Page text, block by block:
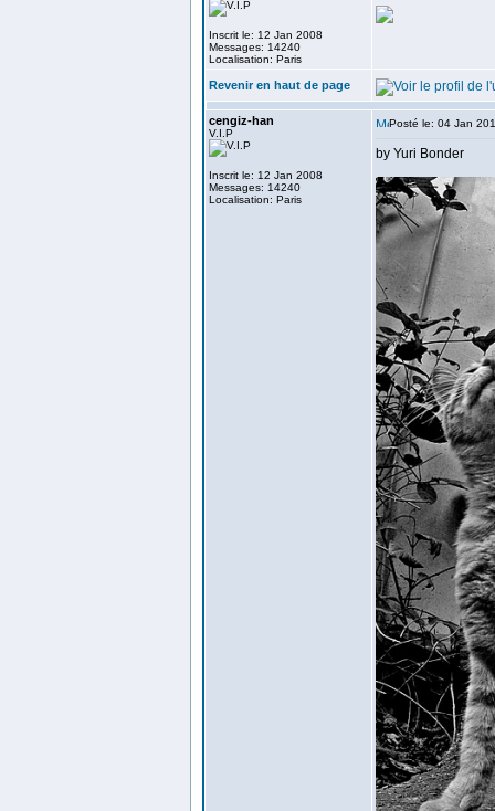
Inscrit le: 12 Jan 2008
Messages: 14240
Localisation: Paris
Revenir en haut de page
cengiz-han
V.I.P
Inscrit le: 12 Jan 2008
Messages: 14240
Localisation: Paris
Posté le: 04 Jan
by Yuri Bonder